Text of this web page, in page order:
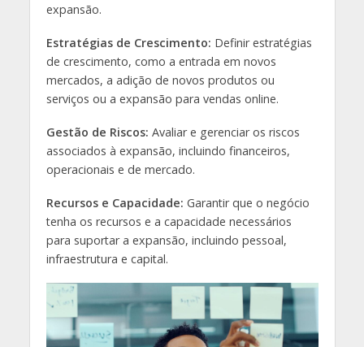
expansão.
Estratégias de Crescimento: Definir estratégias
de crescimento, como a entrada em novos
mercados, a adição de novos produtos ou
serviços ou a expansão para vendas online.
Gestão de Riscos: Avaliar e gerenciar os riscos
associados à expansão, incluindo financeiros,
operacionais e de mercado.
Recursos e Capacidade: Garantir que o negócio
tenha os recursos e a capacidade necessários
para suportar a expansão, incluindo pessoal,
infraestrutura e capital.